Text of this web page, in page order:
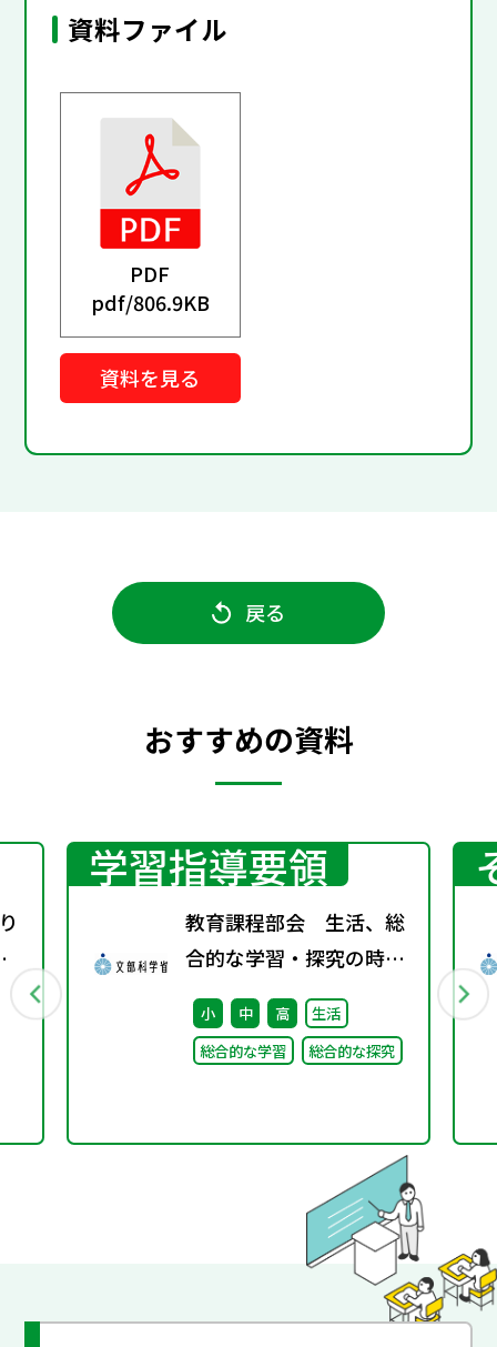
資料ファイル
PDF
pdf/806.9KB
資料を見る
戻る
おすすめの資料
学習指導要領
教育課程部会 生活、総
合的な学習・探究の時間
ワーキンググループ（第
1回） 配付資料
小 中 高
生活
総合的な学習
総合的な探究